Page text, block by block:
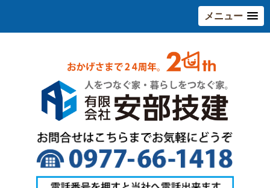
メニュー